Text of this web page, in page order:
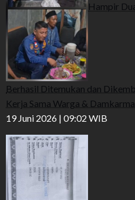
Hampir
Berhasil Ditemukan dan
Kerja Sama Warga &
19 Juni 2026 | 09:02 WIB